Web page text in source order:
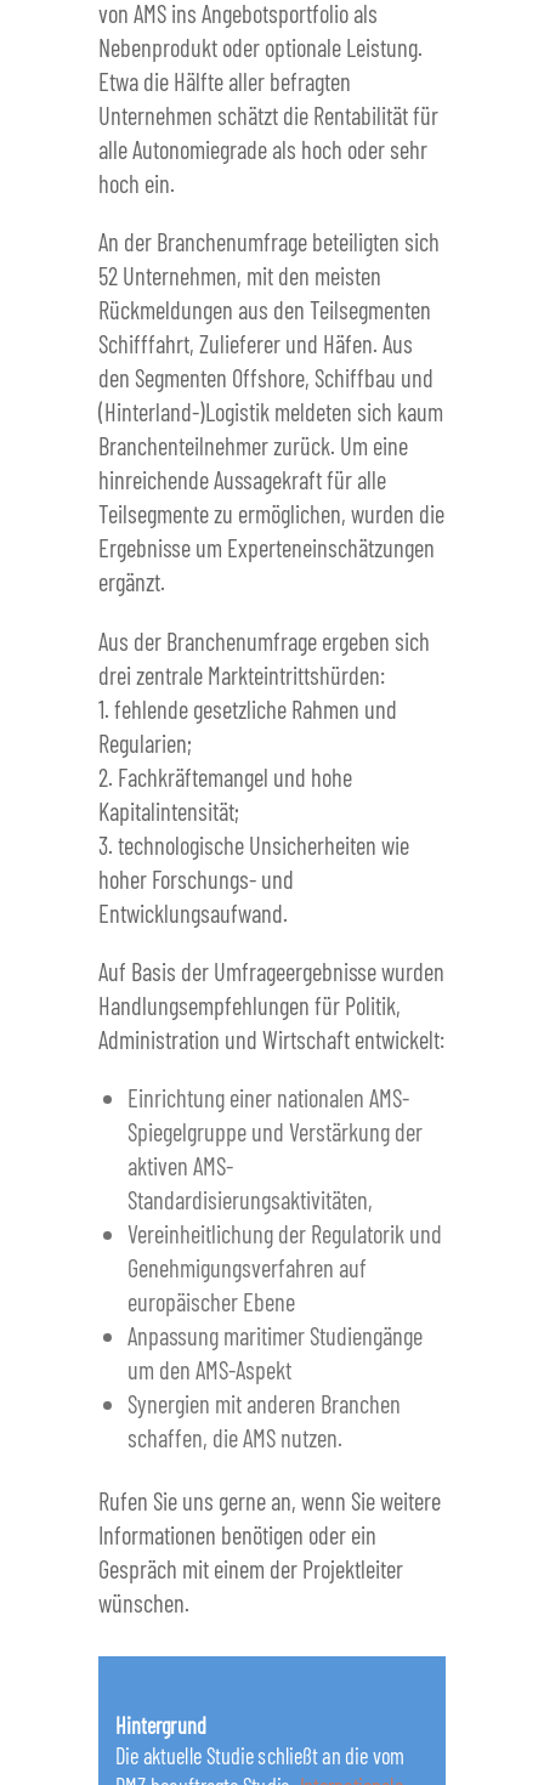
von AMS ins Angebotsportfolio als
Nebenprodukt oder optionale Leistung.
Etwa die Hälfte aller befragten
Unternehmen schätzt die Rentabilität für
alle Autonomiegrade als hoch oder sehr
hoch ein.
An der Branchenumfrage beteiligten sich
52 Unternehmen, mit den meisten
Rückmeldungen aus den Teilsegmenten
Schifffahrt, Zulieferer und Häfen. Aus
den Segmenten Offshore, Schiffbau und
(Hinterland-)Logistik meldeten sich kaum
Branchenteilnehmer zurück. Um eine
hinreichende Aussagekraft für alle
Teilsegmente zu ermöglichen, wurden die
Ergebnisse um Experteneinschätzungen
ergänzt.
Aus der Branchenumfrage ergeben sich
drei zentrale Markteintrittshürden:
1. fehlende gesetzliche Rahmen und
Regularien;
2. Fachkräftemangel und hohe
Kapitalintensität;
3. technologische Unsicherheiten wie
hoher Forschungs- und
Entwicklungsaufwand.
Auf Basis der Umfrageergebnisse wurden
Handlungsempfehlungen für Politik,
Administration und Wirtschaft entwickelt:
Einrichtung einer nationalen AMS-
Spiegelgruppe und Verstärkung der
aktiven AMS-
Standardisierungsaktivitäten,
Vereinheitlichung der Regulatorik und
Genehmigungsverfahren auf
europäischer Ebene
Anpassung maritimer Studiengänge
um den AMS-Aspekt
Synergien mit anderen Branchen
schaffen, die AMS nutzen.
Rufen Sie uns gerne an, wenn Sie weitere
Informationen benötigen oder ein
Gespräch mit einem der Projektleiter
wünschen.
Hintergrund
Die aktuelle Studie schließt an die vom